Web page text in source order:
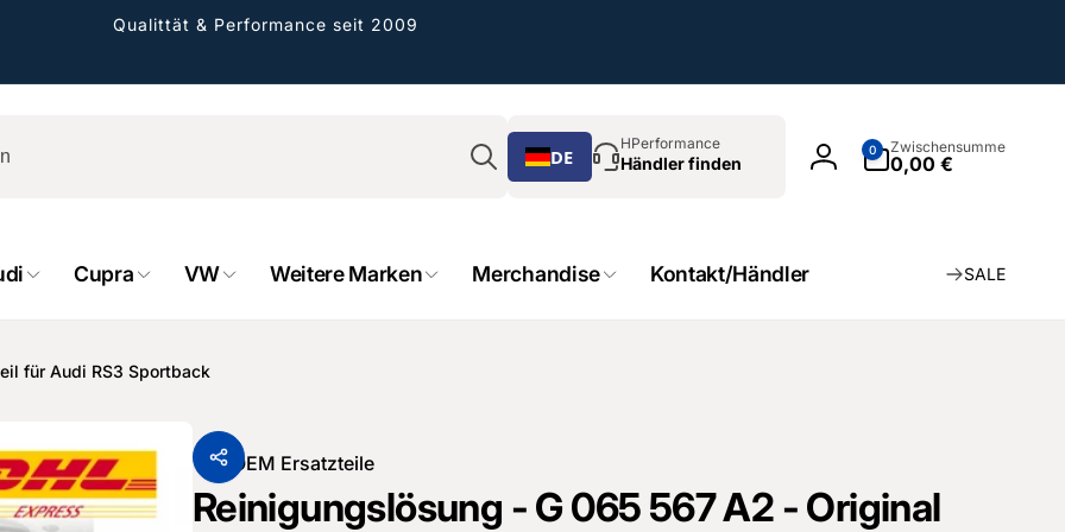
Qualittät & Performance seit 2009
Suchen
DE
HPerformance
Händler finden Einloggen
0
Artikel
Zwischensumme
0,00 €
Cupra VW Weitere Marken Merchandise Kontakt/Händler SALE
für Audi RS3 Sportback
VonOEM Ersatzteile
Reinigungslösung - G 065 567 A2 - Original
GmbH